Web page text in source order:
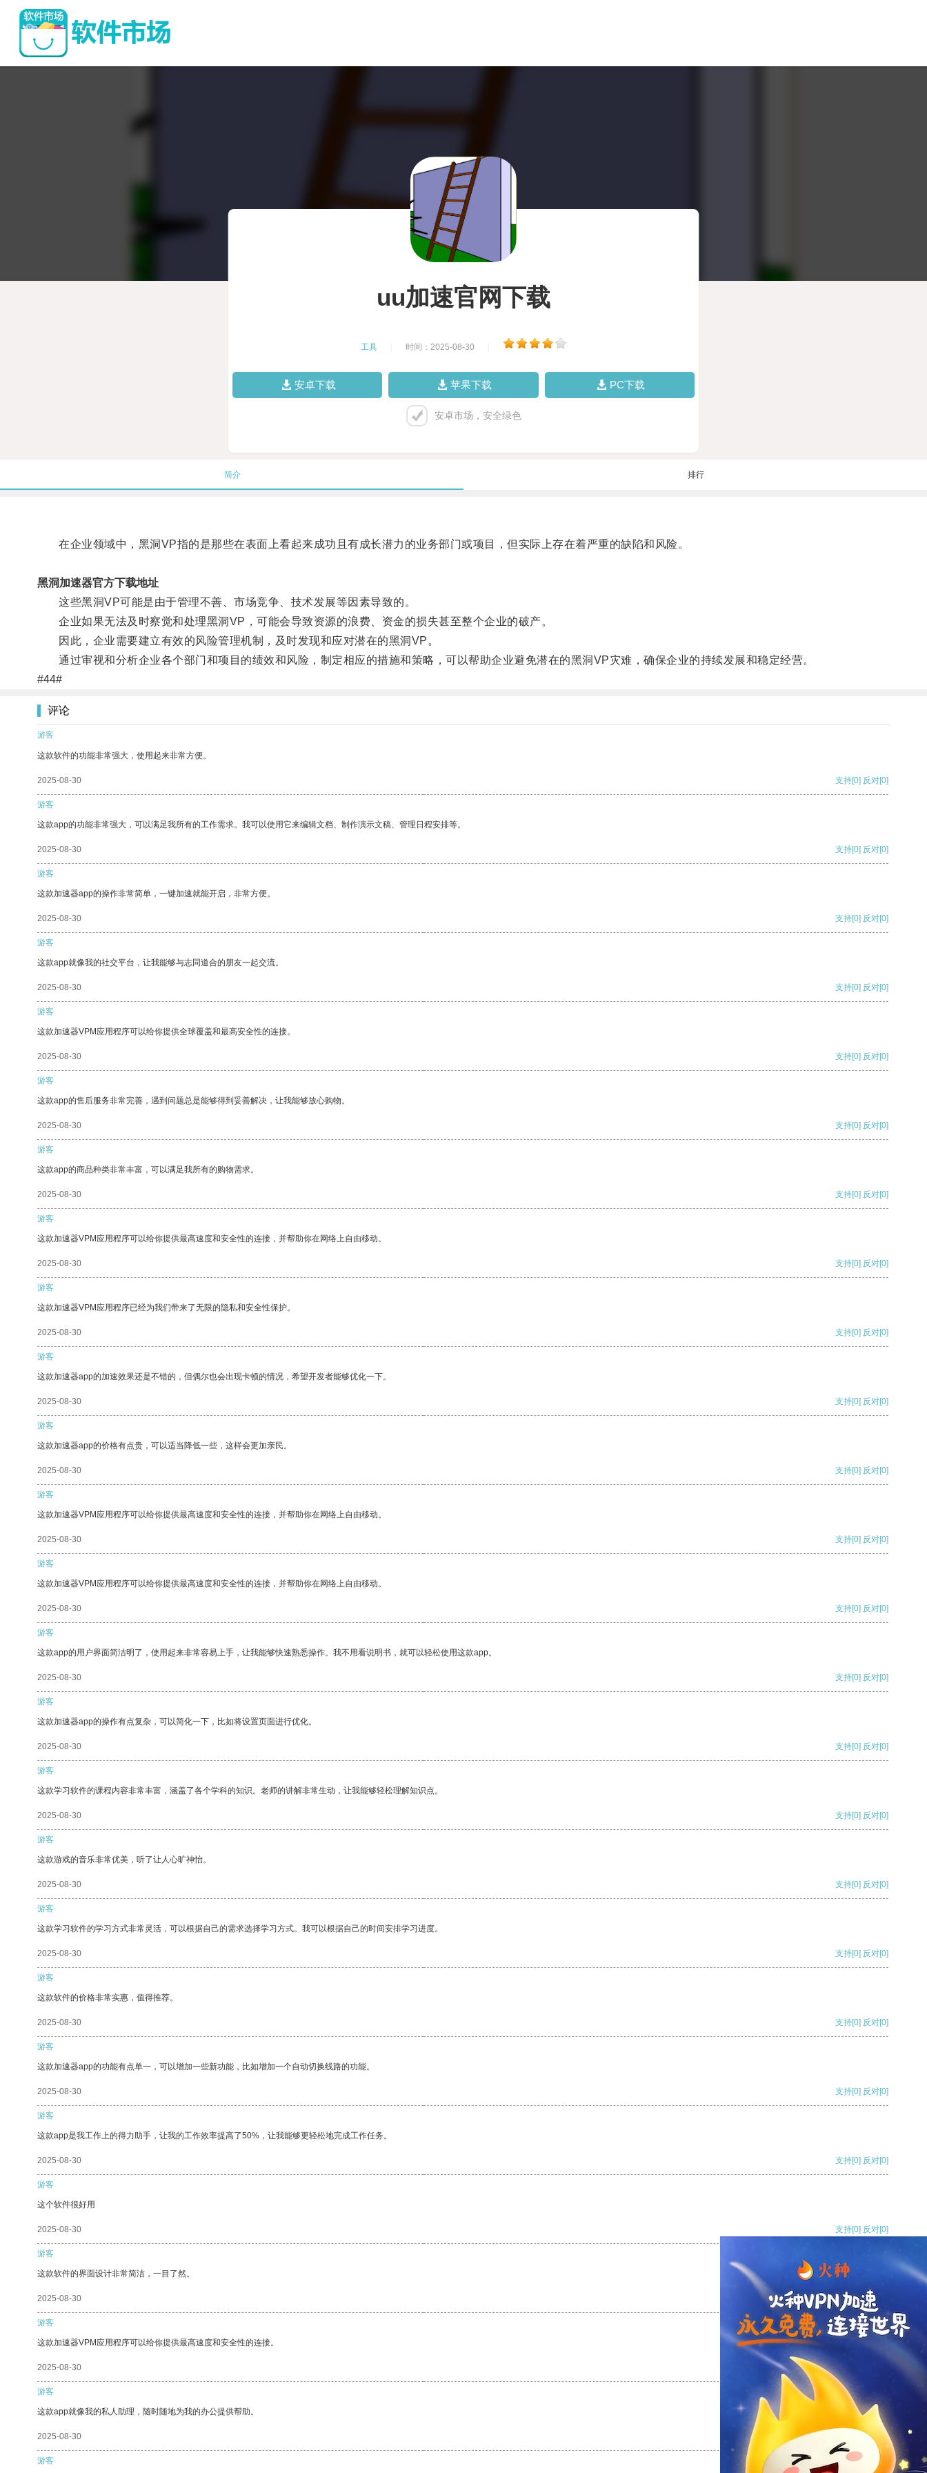
uu加速官网下载
工具 时间：2025-08-30
安卓下载 苹果下载 PC下载
安卓市场，安全绿色
简介 排行
在企业领域中，黑洞VP指的是那些在表面上看起来成功且有成长潜力的业务部门或项目，但实际上存在着严重的缺陷和风险。
黑洞加速器官方下载地址
这些黑洞VP可能是由于管理不善、市场竞争、技术发展等因素导致的。
企业如果无法及时察觉和处理黑洞VP，可能会导致资源的浪费、资金的损失甚至整个企业的破产。
因此，企业需要建立有效的风险管理机制，及时发现和应对潜在的黑洞VP。
通过审视和分析企业各个部门和项目的绩效和风险，制定相应的措施和策略，可以帮助企业避免潜在的黑洞VP灾难，确保企业的持续发展和稳定经营。
#44#
评论
游客
这款软件的功能非常强大，使用起来非常方便。
2025-08-30 支持[0] 反对[0]
游客
这款app的功能非常强大，可以满足我所有的工作需求。我可以使用它来编辑文档、制作演示文稿、管理日程安排等。
2025-08-30 支持[0] 反对[0]
游客
这款加速器app的操作非常简单，一键加速就能开启，非常方便。
2025-08-30 支持[0] 反对[0]
游客
这款app就像我的社交平台，让我能够与志同道合的朋友一起交流。
2025-08-30 支持[0] 反对[0]
游客
这款加速器VPM应用程序可以给你提供全球覆盖和最高安全性的连接。
2025-08-30 支持[0] 反对[0]
游客
这款app的售后服务非常完善，遇到问题总是能够得到妥善解决，让我能够放心购物。
2025-08-30 支持[0] 反对[0]
游客
这款app的商品种类非常丰富，可以满足我所有的购物需求。
2025-08-30 支持[0] 反对[0]
游客
这款加速器VPM应用程序可以给你提供最高速度和安全性的连接，并帮助你在网络上自由移动。
2025-08-30 支持[0] 反对[0]
游客
这款加速器VPM应用程序已经为我们带来了无限的隐私和安全性保护。
2025-08-30 支持[0] 反对[0]
游客
这款加速器app的加速效果还是不错的，但偶尔也会出现卡顿的情况，希望开发者能够优化一下。
2025-08-30 支持[0] 反对[0]
游客
这款加速器app的价格有点贵，可以适当降低一些，这样会更加亲民。
2025-08-30 支持[0] 反对[0]
游客
这款加速器VPM应用程序可以给你提供最高速度和安全性的连接，并帮助你在网络上自由移动。
2025-08-30 支持[0] 反对[0]
游客
这款加速器VPM应用程序可以给你提供最高速度和安全性的连接，并帮助你在网络上自由移动。
2025-08-30 支持[0] 反对[0]
游客
这款app的用户界面简洁明了，使用起来非常容易上手，让我能够快速熟悉操作。我不用看说明书，就可以轻松使用这款app。
2025-08-30 支持[0] 反对[0]
游客
这款加速器app的操作有点复杂，可以简化一下，比如将设置页面进行优化。
2025-08-30 支持[0] 反对[0]
游客
这款学习软件的课程内容非常丰富，涵盖了各个学科的知识。老师的讲解非常生动，让我能够轻松理解知识点。
2025-08-30 支持[0] 反对[0]
游客
这款游戏的音乐非常优美，听了让人心旷神怡。
2025-08-30 支持[0] 反对[0]
游客
这款学习软件的学习方式非常灵活，可以根据自己的需求选择学习方式。我可以根据自己的时间安排学习进度。
2025-08-30 支持[0] 反对[0]
游客
这款软件的价格非常实惠，值得推荐。
2025-08-30 支持[0] 反对[0]
游客
这款加速器app的功能有点单一，可以增加一些新功能，比如增加一个自动切换线路的功能。
2025-08-30 支持[0] 反对[0]
游客
这款app是我工作上的得力助手，让我的工作效率提高了50%，让我能够更轻松地完成工作任务。
2025-08-30 支持[0] 反对[0]
游客
这个软件很好用
2025-08-30 支持[0] 反对[0]
游客
这款软件的界面设计非常简洁，一目了然。
2025-08-30 支持[0] 反对
游客
这款加速器VPM应用程序可以给你提供最高速度和安全性的连接。
2025-08-30 支持
游客
这款app就像我的私人助理，随时随地为我的办公提供帮助。
2025-08-30 反对 [0]
游客